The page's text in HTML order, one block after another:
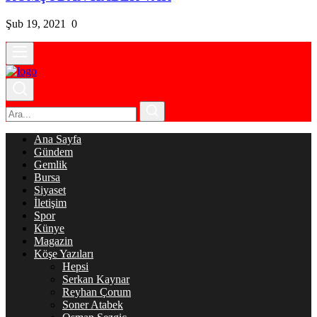
Şub 19, 2021 0
Ana Sayfa
Gündem
Gemlik
Bursa
Siyaset
İletişim
Spor
Künye
Magazin
Köşe Yazıları
Hepsi
Serkan Kaynar
Reyhan Çorum
Soner Atabek